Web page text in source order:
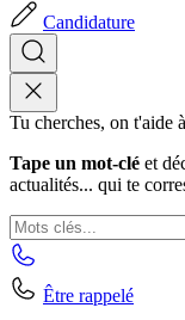
Candidature
Tu cherches, on t'aide
Tape un mot-clé et
actualités... qui te
Être rappelé